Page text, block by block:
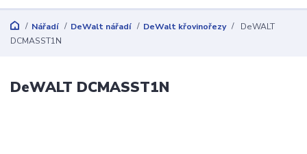
Nářadí DeWalt nářadí DeWalt křovinořezy
DeWALT
DCMASST1N
DeWALT DCMASST1N